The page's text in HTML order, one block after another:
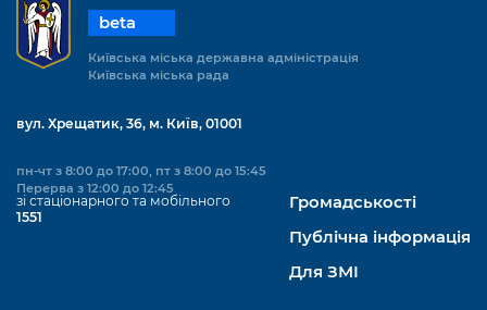
Підприємства, установи, організації
Kyiv International Relations
Безбар'єрність
Київська міська військова адміністрація
Портал Захисників та Захисниць
Безбар'єрність
Портал послуг
Міський застосунок Київ Цифровий
Важливе під час воєнного стану
Уряд» – місцевий рівень»
Важливе під час воєнного стану
Про відкриті дані
Портал даних Києва
Публічні дашборди
beta
Київська міська державна адміністрація
Київська міська рада
вул. Хрещатик, 36, м. Київ, 01001
пн-чт з 8:00 до 17:00, пт з 8:00 до 15:45
Перерва з 12:00 до 12:45
зі стаціонарного та мобільного
1551
Громадськості
Публічна інформація
Для ЗМІ